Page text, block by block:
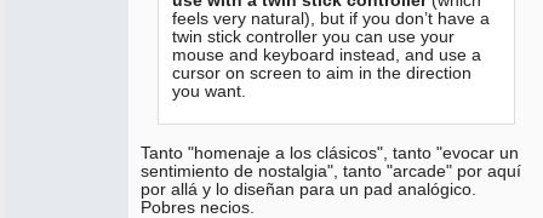
feels very natural), but if you don’t have a
twin stick controller you can use your
mouse and keyboard instead, and use a
cursor on screen to aim in the direction
you want.
Tanto "homenaje a los clásicos", tanto "evocar un
sentimiento de nostalgia", tanto "arcade" por aquí
por allá y lo diseñan para un pad analógico.
Pobres necios.